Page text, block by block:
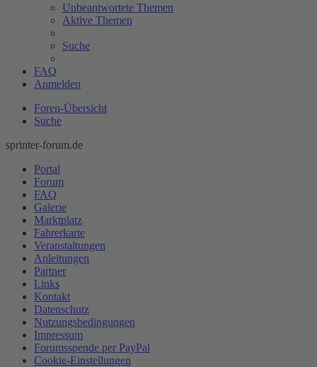
Unbeantwortete Themen
Aktive Themen
Suche
FAQ
Anmelden
Foren-Übersicht
Suche
sprinter-forum.de
Portal
Forum
FAQ
Galerie
Marktplatz
Fahrerkarte
Veranstaltungen
Anleitungen
Partner
Links
Kontakt
Datenschutz
Nutzungsbedingungen
Impressum
Forumsspende per PayPal
Cookie-Einstellungen